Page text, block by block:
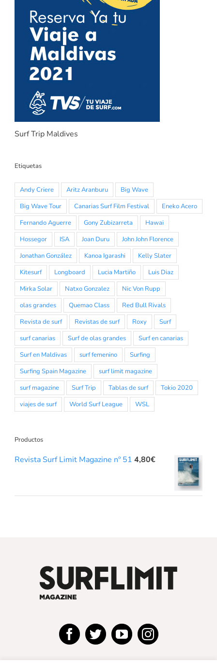
Surf Trip Maldives
Etiquetas
Andy Criere Aritz Aranburu
Big Wave
Big Wave Tour
Canarias Surf Film Festival
Eneko Acero
Fernando Aguerre
Gony Zubizarreta
Hawai
Hossegor
ISA Joan Duru
John John Florence
Jonathan González
Kanoa Igarashi
Kelly Slater
Kitesurf
Longboard Lucia Martiño
Luis Diaz
Mirka Solar
Natxo Gonzalez
Nic Von Rupp
olas grandes
Quemao Class
Red Bull Rivals
Revista de surf
Revistas de surf Roxy
Surf
surf canarias
Surf de olas grandes
Surf en canarias
Surf en Maldivas
surf femenino
Surfing
Surfing Spain Magazine
surf limit magazine
surf magazine
Surf Trip Tablas de surf
Tokio 2020
viajes de surf
World Surf League WSL
Productos
Revista Surf Limit Magazine nº 51 4,80€